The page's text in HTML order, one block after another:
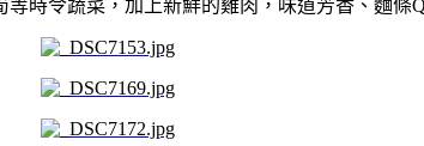
時令蔬菜，加上新鮮的雞肉，味道芳香、麵條Q